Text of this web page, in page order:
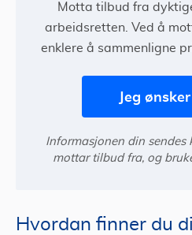
Motta tilbud fra
arbeidsretten. Ved å
enklere å sammenligne
Jeg
Informasjonen din
mottar tilbud fra, og
Hvordan finner du